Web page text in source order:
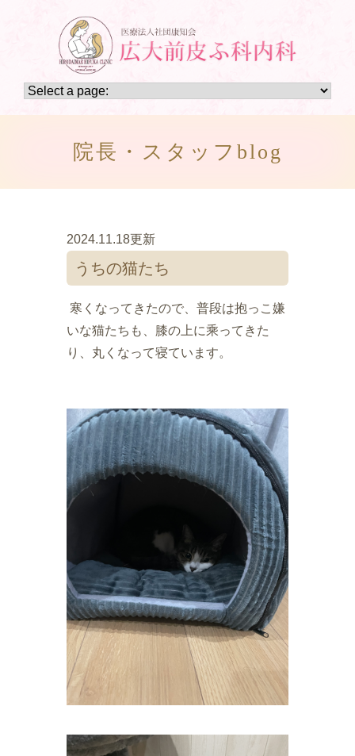
院長・スタッフblog
2024.11.18更新
うちの猫たち
寒くなってきたので、普段は抱っこ嫌
いな猫たちも、膝の上に乘ってきた
り、丸くなって寝ています。